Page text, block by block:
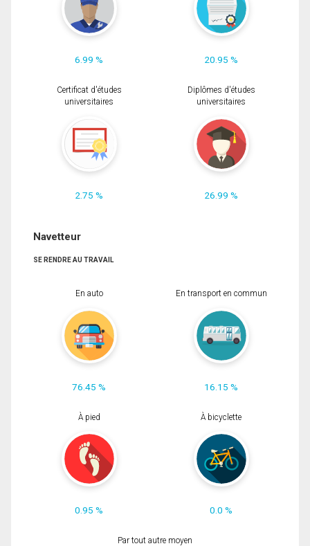
6.99 % 20.95 %
Certificat d'études
universitaires
2.75 %
Diplômes d'études
universitaires
26.99 %
Navetteur
SE RENDRE AU TRAVAIL
En auto
76.45 %
En transport en commun
16.15 %
À pied
0.95 %
À bicyclette
0.0 %
Par tout autre moyen